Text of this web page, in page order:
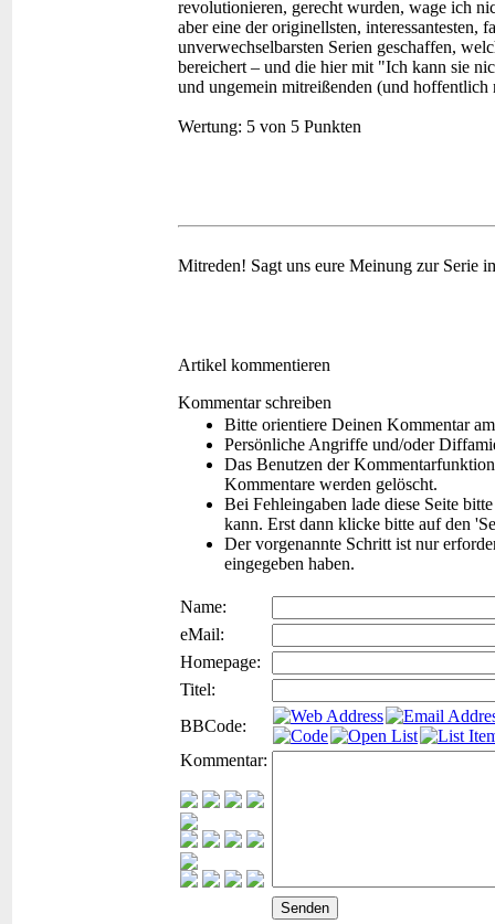
revolutionieren, gerecht wurden, wage ich
aber eine der originellsten, interessantesten,
unverwechselbarsten Serien geschaffen,
bereichert – und die hier mit "Ich kann sie
und ungemein mitreißenden (und
Wertung: 5 von 5 Punkten
Mitreden! Sagt uns eure Meinung zur Serie
Artikel kommentieren
Kommentar schreiben
Bitte orientiere Deinen Kommentar
Persönliche Angriffe und/oder
Das Benutzen der
Kommentare werden gelöscht.
Bei Fehleingaben lade diese Seite
kann. Erst dann klicke bitte auf den
Der vorgenannte Schritt ist nur
eingegeben haben.
Name:
eMail:
Homepage:
Titel:
BBCode:
Kommentar: